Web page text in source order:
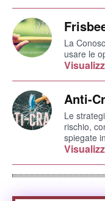
La
usare le
Anti-
Le
rischio,
spiegate